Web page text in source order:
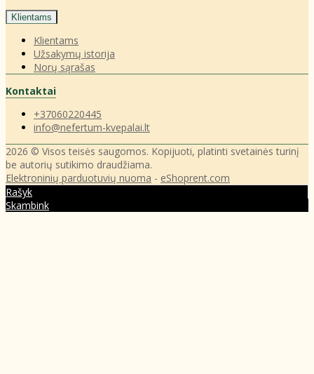
Klientams
Klientams
Užsakymų istorija
Norų sąrašas
Kontaktai
+37060220445
info@nefertum-kvepalai.lt
2026 © Visos teisės saugomos. Kopijuoti, platinti svetainės turinį
be autorių sutikimo draudžiama.
Elektroninių parduotuvių nuoma - eShoprent.com
Rašyk
Skambink